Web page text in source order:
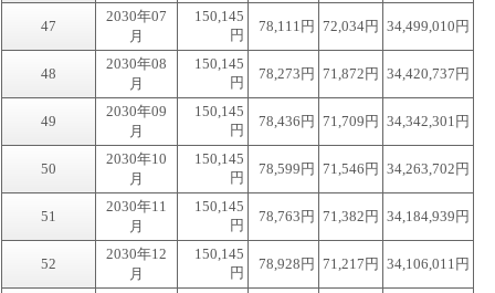
47
2030年07
月
150,145
円
78,111円 72,034円 34,499,010円
48
2030年08
月
150,145
円
78,273円 71,872円 34,420,737円
49
2030年09
月
150,145
円
78,436円 71,709円 34,342,301円
50
2030年10
月
150,145
円
78,599円 71,546円 34,263,702円
51
2030年11
月
150,145
円
78,763円 71,382円 34,184,939円
52
2030年12
月
150,145
円
78,928円 71,217円 34,106,011円